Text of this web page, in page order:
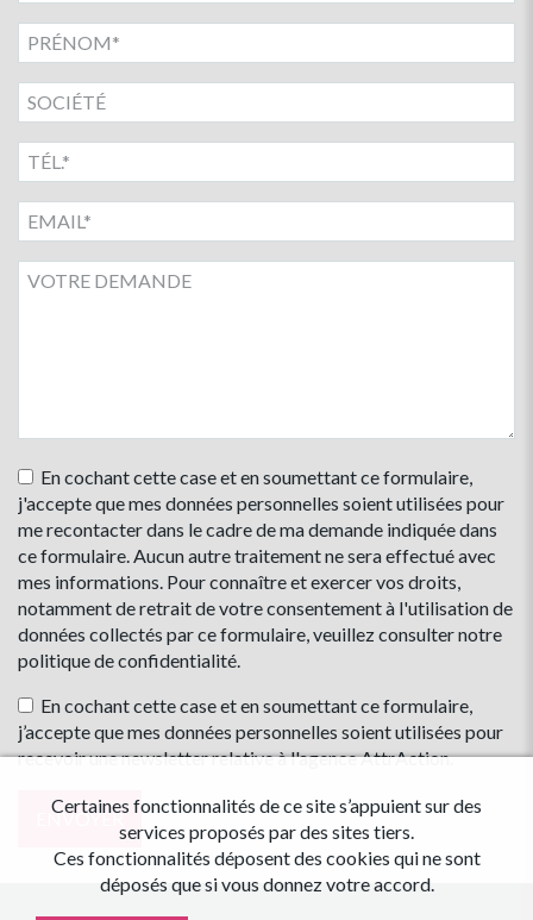
En cochant cette case et en soumettant ce formulaire,
j'accepte que mes données personnelles soient utilisées pour
me recontacter dans le cadre de ma demande indiquée dans
ce formulaire. Aucun autre traitement ne sera effectué avec
mes informations. Pour connaître et exercer vos droits,
notamment de retrait de votre consentement à l'utilisation de
données collectés par ce formulaire, veuillez consulter notre
politique de confidentialité.
En cochant cette case et en soumettant ce formulaire,
j’accepte que mes données personnelles soient utilisées pour
recevoir une newsletter relative à l'agence AttrAction.
Certaines fonctionnalités de ce site s’appuient sur des
services proposés par des sites tiers.
Ces fonctionnalités déposent des cookies qui ne sont
déposés que si vous donnez votre accord.